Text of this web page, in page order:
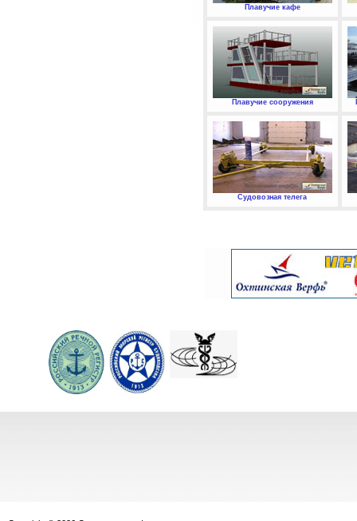
Плавучие кафе
Плавучие сооружения
Судовозная телега